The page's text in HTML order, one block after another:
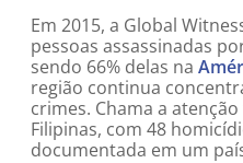
Em 2015, a Global
pessoas assassinadas
sendo 66% delas na
região continua
crimes. Chama a
Filipinas, com 48
documentada em um